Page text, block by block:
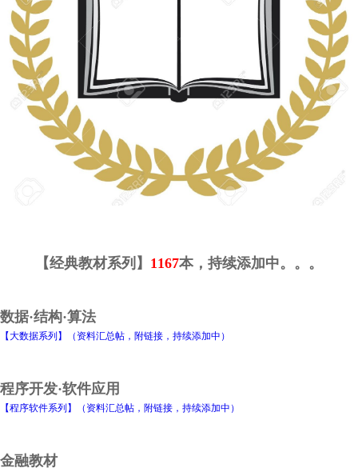
【经典教材系列】 1167本，持续添加中。。。
数据·结构·算法
【大数据系列】（资料汇总帖，附链接，持续添加中）
程序开发·软件应用
【程序软件系列】（资料汇总帖，附链接，持续添加中）
金融教材